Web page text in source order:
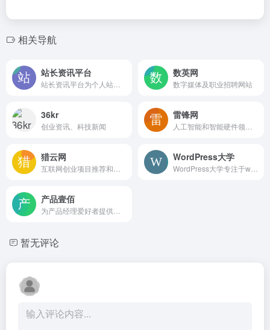
相关导航
站长资讯平台 数英网
数字媒体及职业招聘网站
36kr
创业资讯、科技新闻
雷锋网
猎云网 WordPress大学
产品壹佰
暂无评论